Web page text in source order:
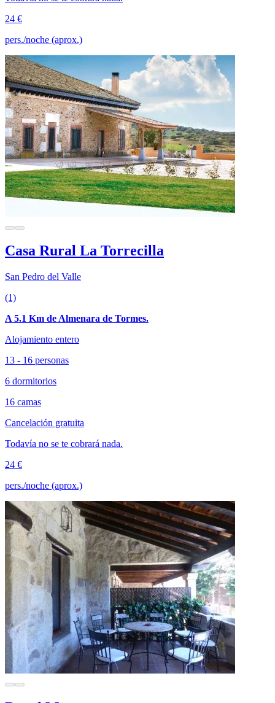
24 €
pers./noche (aprox.)
Casa Rural La Torrecilla
San Pedro del Valle
(1)
A 5.1 Km de Almenara de Tormes.
Alojamiento entero
13 - 16 personas
6 dormitorios
16 camas
Cancelación gratuita
Todavía no se te cobrará nada.
24 €
pers./noche (aprox.)